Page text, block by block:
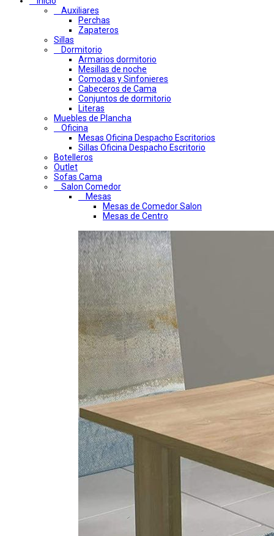
Auxiliares
Perchas
Zapateros
Sillas
Dormitorio
Armarios dormitorio
Mesillas de noche
Comodas y Sinfonieres
Cabeceros de Cama
Conjuntos de dormitorio
Literas
Muebles de Plancha
Oficina
Mesas Oficina Despacho Escritorios
Sillas Oficina Despacho Escritorio
Botelleros
Outlet
Sofas Cama
Salon Comedor
Mesas
Mesas de Comedor Salon
Mesas de Centro